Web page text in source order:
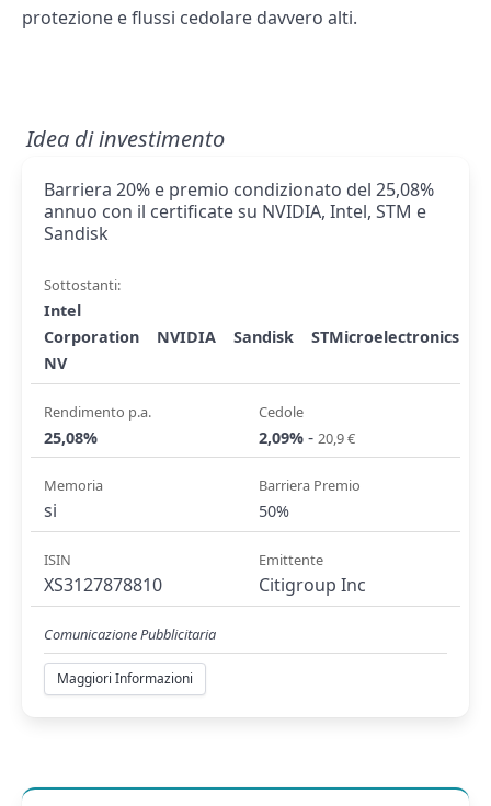
protezione e flussi cedolare davvero alti.
Idea di investimento
Barriera 20% e premio condizionato del 25,08%
annuo con il certificate su NVIDIA, Intel, STM e
Sandisk
Sottostanti:
Intel
Corporation
NVIDIA Sandisk
STMicroelectronics
NV
Rendimento p.a.
25,08%
Cedole
2,09% - 20,9 €
Memoria
si
Barriera Premio
50%
ISIN
XS3127878810
Emittente
Citigroup Inc
Comunicazione Pubblicitaria
Maggiori Informazioni